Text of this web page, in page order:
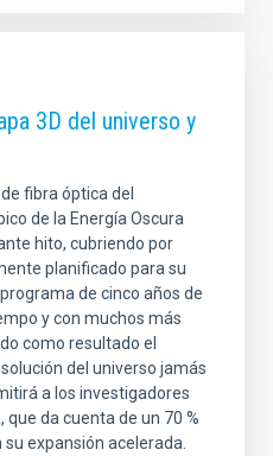
3D del universo y
fibra óptica del
de la Energía Oscura
hito, cubriendo por
planificado para su
de cinco años de
y con muchos más
como resultado el
del universo jamás
a los investigadores
da cuenta de un 70 %
expansión acelerada.